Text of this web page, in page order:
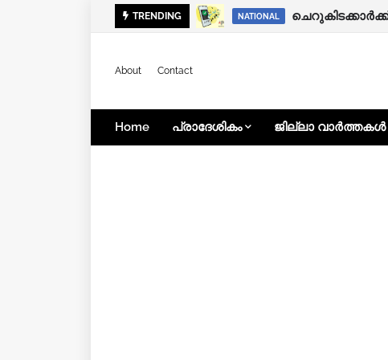
TRENDING NATIONAL
KOZHIKODE
About Contact
Home പ്രാദേശികം ജില്ലാ വാർത്തകൾ